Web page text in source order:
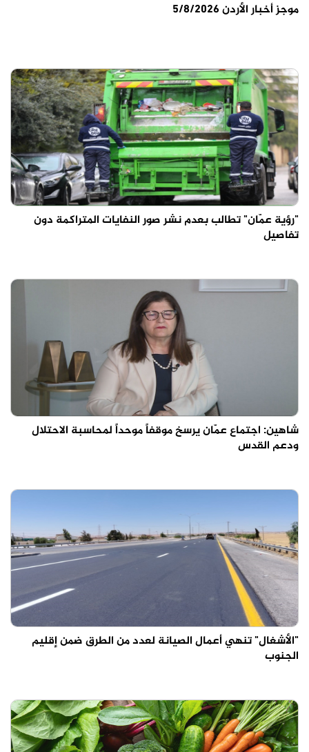
موجز أخبار الأردن 5/8/2026
"رؤية عمّان" تطالب بعدم نشر صور النفايات المتراكمة دون
تفاصيل
شاهين: اجتماع عمّان يرسخ موقفاً موحداً لمحاسبة الاحتلال
ودعم القدس
"الأشغال" تنهي أعمال الصيانة لعدد من الطرق ضمن إقليم
الجنوب